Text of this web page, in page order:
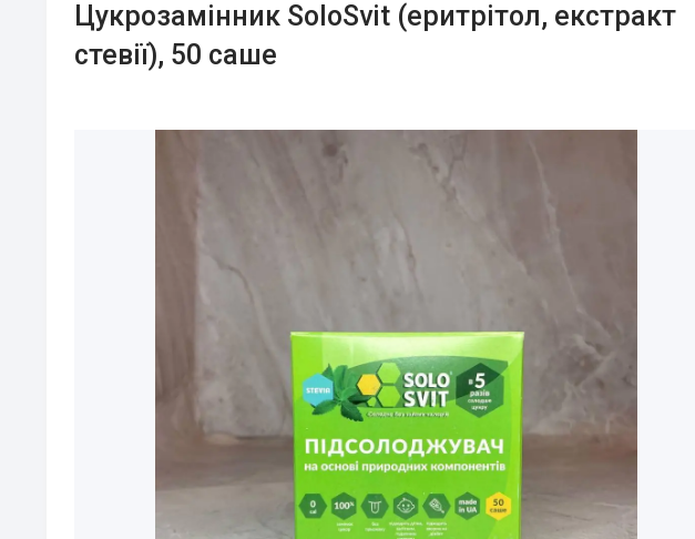
Цукрозамінник SoloSvit (еритрітол, екстракт
стевії), 50 саше